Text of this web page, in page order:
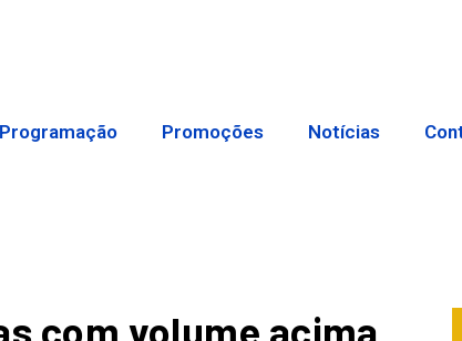
Programação Promoções Notícias
com volume acima